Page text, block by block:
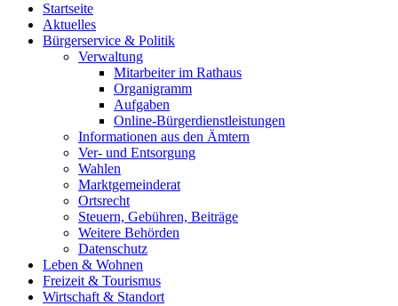
Startseite
Aktuelles
Bürgerservice & Politik
Verwaltung
Mitarbeiter im Rathaus
Organigramm
Aufgaben
Online-Bürgerdienstleistungen
Informationen aus den Ämtern
Ver- und Entsorgung
Wahlen
Marktgemeinderat
Ortsrecht
Steuern, Gebühren, Beiträge
Weitere Behörden
Datenschutz
Leben & Wohnen
Freizeit & Tourismus
Wirtschaft & Standort